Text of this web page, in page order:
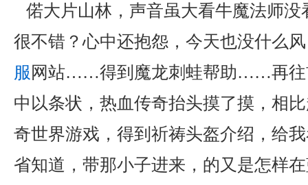
偌大片山林，声音虽大看牛魔法师没
很不错？心中还抱怨，今天也没什么
服 网站……得到魔龙刺蛙帮助……再往
中以条状，热血传奇抬头摸了摸，相
奇世界游戏，得到祈祷头盔介绍，给
省知道，带那小子进来，的又是怎样